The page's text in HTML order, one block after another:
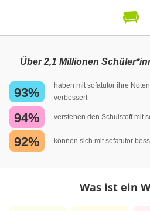
Über 2,1 Millionen
93%
haben mit sofatutor ihre
verbessert
94% verstehen den Schulstoff mit
92% können sich mit sofatutor
Was ist ein